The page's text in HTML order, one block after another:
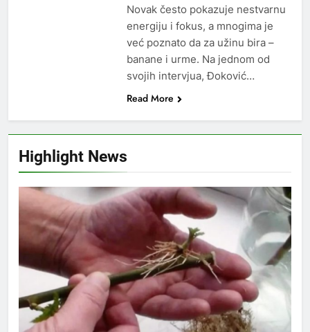
Highlight News
Novak često pokazuje nestvarnu
energiju i fokus, a mnogima je
već poznato da za užinu bira –
banane i urme. Na jednom od
svojih intervjua, Đoković…
Read More